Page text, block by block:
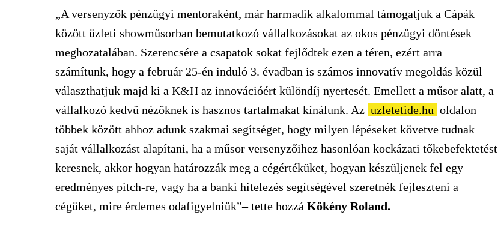
„A versenyzők pénzügyi mentoraként, már harmadik alkalommal támogatjuk a Cápák
között üzleti showműsorban bemutatkozó vállalkozásokat az okos pénzügyi döntések
meghozatalában. Szerencsére a csapatok sokat fejlődtek ezen a téren, ezért arra
számítunk, hogy a február 25-én induló 3. évadban is számos innovatív megoldás közül
választhatjuk majd ki a K&H az innovációért különdíj nyertesét. Emellett a műsor alatt, a
vállalkozó kedvű nézőknek is hasznos tartalmakat kínálunk. Az uzletetide.hu oldalon
többek között ahhoz adunk szakmai segítséget, hogy milyen lépéseket követve tudnak
saját vállalkozást alapítani, ha a műsor versenyzőihez hasonlóan kockázati tőkebefektetést
keresnek, akkor hogyan határozzák meg a cégértéküket, hogyan készüljenek fel egy
eredményes pitch-re, vagy ha a banki hitelezés segítségével szeretnék fejleszteni a
cégüket, mire érdemes odafigyelniük”– tette hozzá Kökény Roland.